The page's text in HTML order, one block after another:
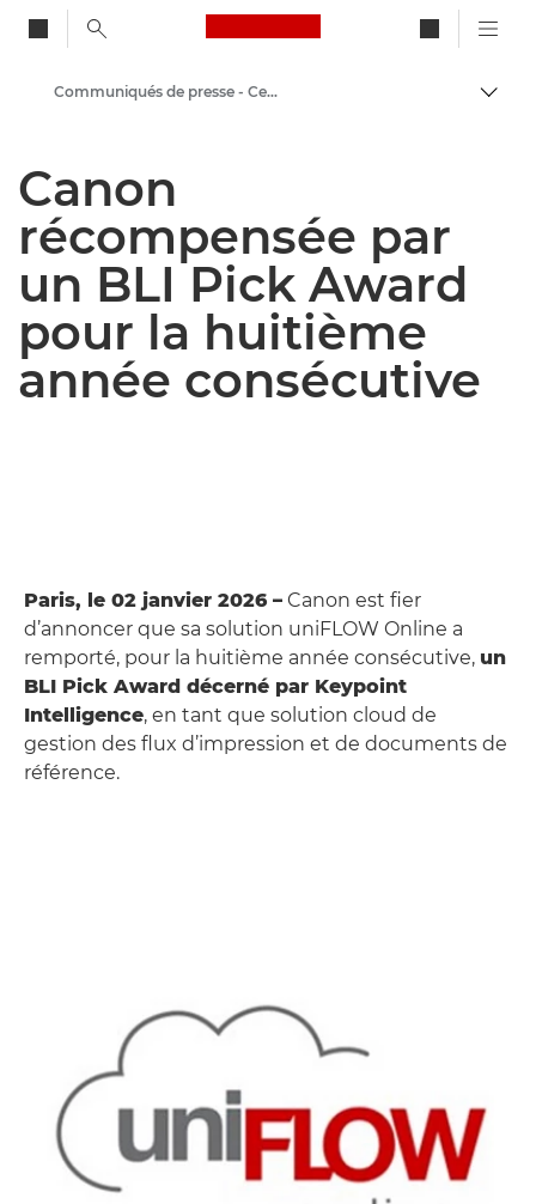
Canon Logo, back to
Presse
Communiqués de presse - Centre de presse Canon
Canon
récompensée par
un BLI Pick Award
pour la huitième
année consécutive
Paris, le 02 janvier 2026 – Canon est fier
d’annoncer que sa solution uniFLOW Online a
remporté, pour la huitième année consécutive, un
BLI Pick Award décerné par Keypoint
Intelligence, en tant que solution cloud de
gestion des flux d’impression et de documents de
référence.